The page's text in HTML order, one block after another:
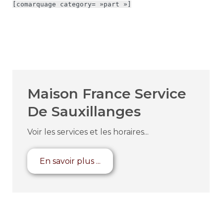
[comarquage category= »part »]
Maison France Service
De Sauxillanges
Voir les services et les horaires...
En savoir plus ...